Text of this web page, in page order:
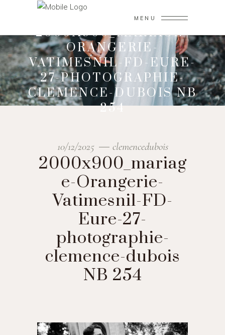
MENU
2000X900_MARIAGE-
ORANGERIE-
VATIMESNIL-FD-EURE-
27-PHOTOGRAPHIE-
CLEMENCE-DUBOIS NB
254
10/12/2025 clemencedubois
2000x900_mariag
e-Orangerie-
Vatimesnil-FD-
Eure-27-
photographie-
clemence-dubois
NB 254